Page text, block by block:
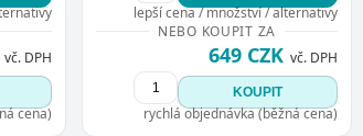
vč. DPH
cena)
lepší cena / množství / alternativy
NEBO KOUPIT ZA
649 CZK vč. DPH
KOUPIT
rychlá objednávka (běžná cena)